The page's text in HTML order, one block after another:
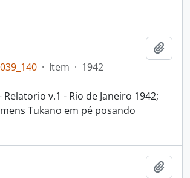
· Item · 1942
v.1 - Rio de Janeiro 1942;
Tukano em pé posando